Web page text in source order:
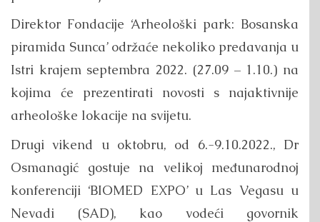
Direktor Fondacije ‘Arheološki park: Bosanska
piramida Sunca’ održaće nekoliko predavanja u
Istri krajem septembra 2022. (27.09 – 1.10.) na
kojima će prezentirati novosti s najaktivnije
arheološke lokacije na svijetu.
Drugi vikend u oktobru, od 6.-9.10.2022., Dr
Osmanagić gostuje na velikoj međunarodnoj
konferenciji ‘BIOMED EXPO’ u Las Vegasu u
Nevadi (SAD), kao vodeći govornik